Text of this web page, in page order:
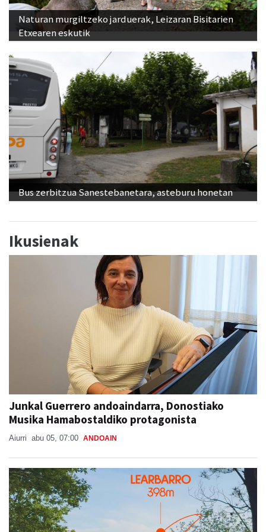
Naturan murgiltzeko jarduerak, Leizaran Bisitarien
Etxearen eskutik
Bus zerbitzua Sanestebanetara, asteburu honetan
Ikusienak
Junkal Guerrero andoaindarra, Donostiako
Musika Hamabostaldiko protagonista
Aiurri abu 05, 07:00 ANDOAIN